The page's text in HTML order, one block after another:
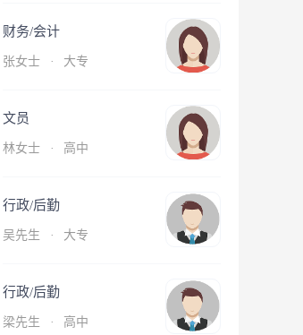
财务/会计
张女士 · 大专
文员
林女士 · 高中
行政/后勤
吴先生 · 大专
行政/后勤
梁先生 · 高中